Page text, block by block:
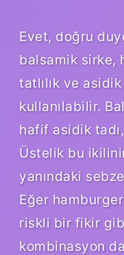
Evet, doğru
balsamik sirke,
tatlılık ve
kullanılabilir.
hafif asidik
Üstelik bu
yanındaki
Eğer
riskli bir fikir
kombinasyon